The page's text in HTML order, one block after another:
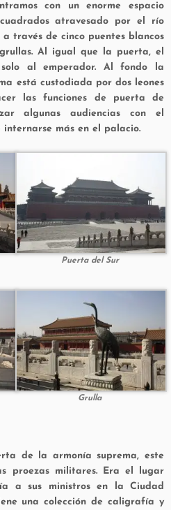
con un enorme espacio
atravesado por el río
través de cinco puentes blancos
Al igual que la puerta, el
al emperador. Al fondo la
está custodiada por dos leones
las funciones de puerta de
algunas audiencias con el
más en el palacio.
Puerta del Sur
Grulla
de la armonía suprema, este
proezas militares. Era el lugar
a sus ministros en la Ciudad
una colección de caligrafía y